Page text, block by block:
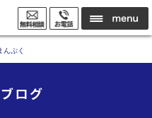
んぷく
ログ